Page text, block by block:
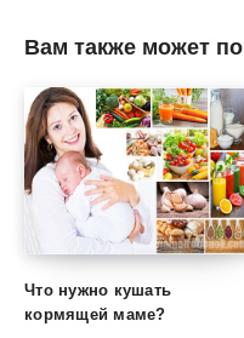
Вам также может
Что нужно кушать
кормящей маме?